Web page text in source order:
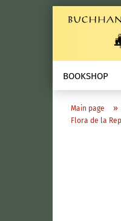
BOOKSHOP
Main page »
Flora de la